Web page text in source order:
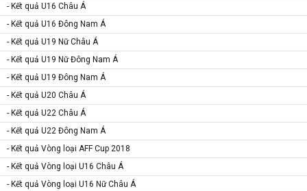
- Kết quả U16 Châu Á
- Kết quả U16 Đông Nam Á
- Kết quả U19 Nữ Châu Á
- Kết quả U19 Nữ Đông Nam Á
- Kết quả U19 Đông Nam Á
- Kết quả U20 Châu Á
- Kết quả U22 Châu Á
- Kết quả U22 Đông Nam Á
- Kết quả Vòng loại AFF Cup 2018
- Kết quả Vòng loại U16 Châu Á
- Kết quả Vòng loại U16 Nữ Châu Á